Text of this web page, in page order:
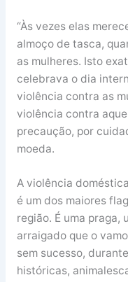
“Às vezes elas
almoço de tasca,
as mulheres. Isto
celebrava o dia
violência contra as
violência contra
precaução, por
moeda.
A violência
é um dos maiores
região. É uma praga,
arraigado que o
sem sucesso,
históricas,